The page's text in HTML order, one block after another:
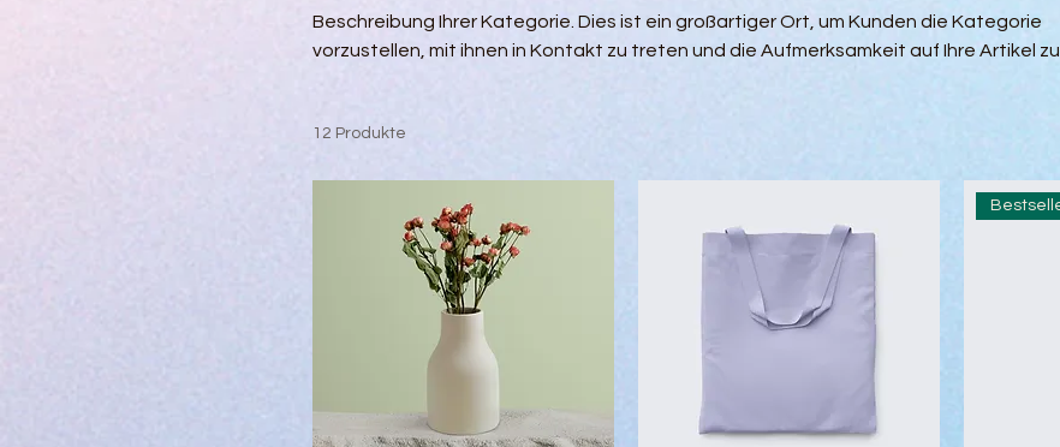
Beschreibung Ihrer Kategorie. Dies ist ein großartiger Ort, um Kunden die Kategorie
vorzustellen, mit ihnen in Kontakt zu treten und die Aufmerksamkeit auf Ihre Artikel zu
12 Produkte